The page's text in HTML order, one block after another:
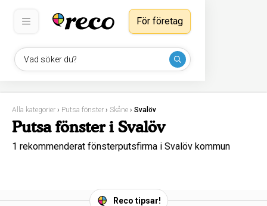
Vad söker du?
För företag
Alla kategorier › Putsa fönster › Skåne › Svalöv
Putsa fönster i Svalöv
1 rekommenderat fönsterputsfirma i Svalöv kommun
Reco tipsar!